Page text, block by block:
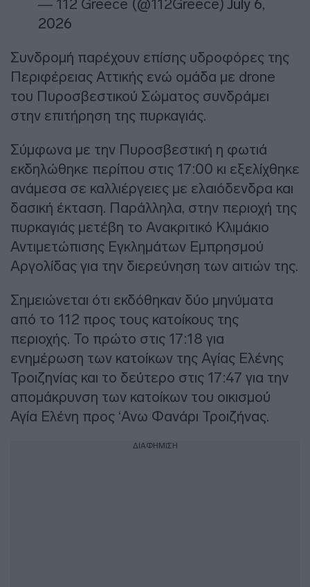
— 112 Greece (@112Greece) July 6,
2026
Συνδρομή παρέχουν επίσης υδροφόρες της
Περιφέρειας Αττικής ενώ ομάδα με drone
του Πυροσβεστικού Σώματος συνδράμει
στην επιτήρηση της πυρκαγιάς.
Σύμφωνα με την Πυροσβεστική η φωτιά
εκδηλώθηκε περίπου στις 17:00 κι εξελίχθηκε
ανάμεσα σε καλλιέργειες με ελαιόδενδρα και
δασική έκταση. Παράλληλα, στην περιοχή της
πυρκαγιάς μετέβη το Ανακριτικό Κλιμάκιο
Αντιμετώπισης Εγκλημάτων Εμπρησμού
Αργολίδας για την διερεύνηση των αιτιών της.
Σημειώνεται ότι εκδόθηκαν δύο μηνύματα
από το 112 προς τους κατοίκους της
περιοχής. Το πρώτο στις 17:18 για
ενημέρωση των κατοίκων της Αγίας Ελένης
Τροιζηνίας και το δεύτερο στις 17:47 για την
απομάκρυνση των κατοίκων του οικισμού
Αγία Ελένη προς ‘Ανω Φανάρι Τροιζήνας.
ΔΙΑΦΗΜΙΣΗ